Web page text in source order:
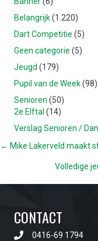
Belangrijk(1.220)
Dart Competitie (5)
Geen categorie (5)
Jeugd (179)
Pupil van de Week(98)
Senioren (50)
2e Elftal (14)
Verslag Senioren /
POSTS
NAVIGATION
← Mike Lakerveld maakt
Volledige
CONTACT
0416-69 1794